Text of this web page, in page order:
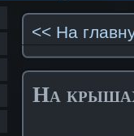
<< На
На